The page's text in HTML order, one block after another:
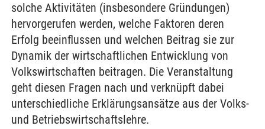
solche Aktivitäten (insbesondere Gründungen)
hervorgerufen werden, welche Faktoren deren
Erfolg beeinflussen und welchen Beitrag sie zur
Dynamik der wirtschaftlichen Entwicklung von
Volkswirtschaften beitragen. Die Veranstaltung
geht diesen Fragen nach und verknüpft dabei
unterschiedliche Erklärungsansätze aus der Volks-
und Betriebswirtschaftslehre.